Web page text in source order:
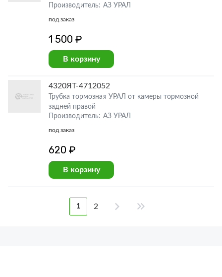
Производитель: АЗ УРАЛ
под заказ
1 500 ₽
В корзину
4320ЯТ-4712052
Трубка тормозная УРАЛ от камеры тормозной
задней правой
Производитель: АЗ УРАЛ
под заказ
620 ₽
В корзину
1 2